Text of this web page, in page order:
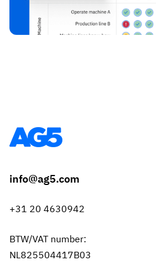
info@ag5.com
+31 20 4630942
BTW/VAT number:
NL825504417B03